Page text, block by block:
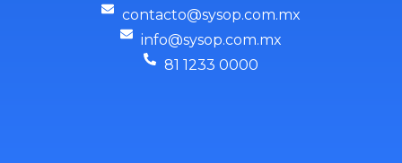
contacto@sysop.com.mx
info@sysop.com.mx
81 1233 0000